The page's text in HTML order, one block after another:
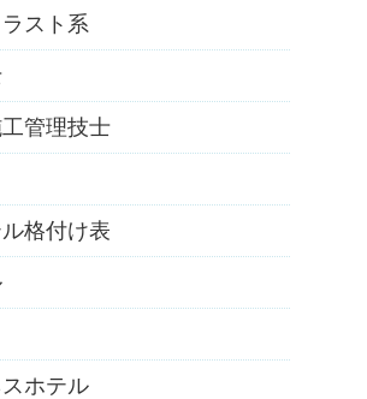
スト系
管理技士
格付け表
ホテル